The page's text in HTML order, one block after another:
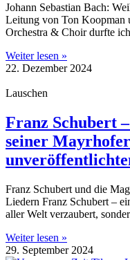
Johann Sebastian Bach:
Leitung von Ton Koopman
Orchestra & Choir durfte
Weiter lesen »
22. Dezember 2024
Lauschen
Franz Schubert
seiner
Franz Schubert und die
Liedern Franz Schubert –
aller Welt verzaubert,
Weiter lesen »
29. September 2024